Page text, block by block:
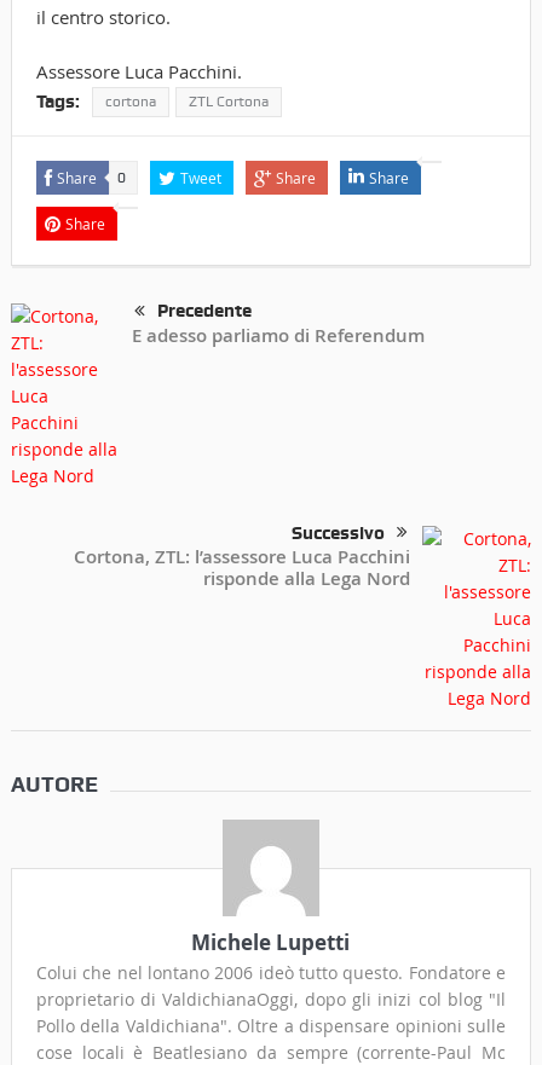
il centro storico.
Assessore Luca Pacchini.
Tags: cortona ZTL Cortona
Share 0 Tweet Share Share
Share
Precedente
E adesso parliamo di Referendum
Successivo
Cortona, ZTL: l’assessore Luca Pacchini
risponde alla Lega Nord
AUTORE
Michele Lupetti
Colui che nel lontano 2006 ideò tutto questo. Fondatore e
proprietario di ValdichianaOggi, dopo gli inizi col blog "Il
Pollo della Valdichiana". Oltre a dispensare opinioni sulle
cose locali è Beatlesiano da sempre (corrente-Paul Mc